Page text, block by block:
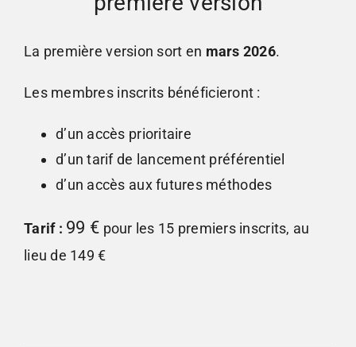
La première version sort en mars 2026.
Les membres inscrits bénéficieront :
d’un accès prioritaire
d’un tarif de lancement préférentiel
d’un accès aux futures méthodes
Tarif : 99 € pour les 15 premiers inscrits, au
lieu de 149 €